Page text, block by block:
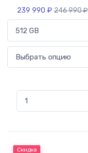
239 990 ₽ 246 990₽
Скидка